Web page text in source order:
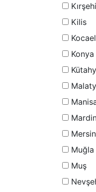
Kilis
Konya
Mersin
Muğla
Muş